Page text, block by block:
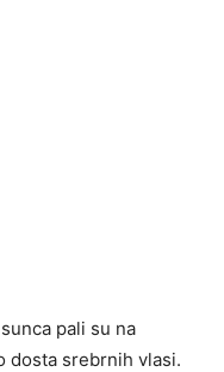
pali su na
dosta srebrnih vlasi.